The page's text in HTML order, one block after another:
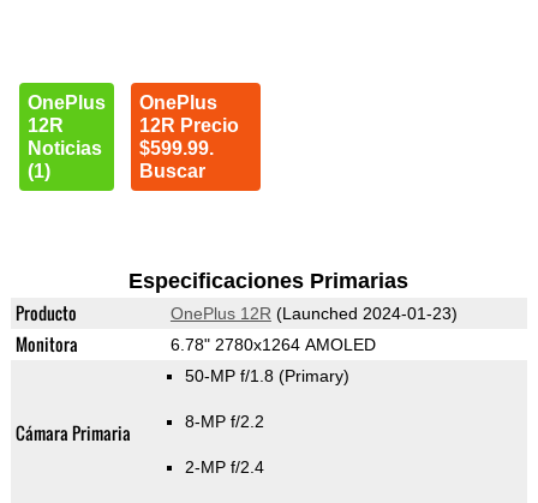
OnePlus
12R
Noticias
(1)
OnePlus
12R Precio
$599.99.
Buscar
Especificaciones Primarias
Producto OnePlus 12R (Launched 2024-01-23)
Monitora 6.78" 2780x1264 AMOLED
Cámara Primaria
50-MP f/1.8 (Primary)
8-MP f/2.2
2-MP f/2.4